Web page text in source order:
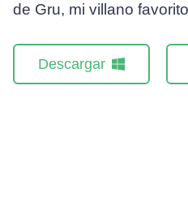
de Gru, mi villano
Descargar